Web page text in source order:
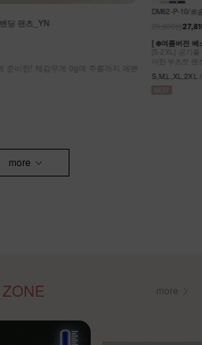
츠컷팬츠_YN
림 부츠컷 버전 ❄️ ]
고 뛰어난 신축성 원단에 슬림함을
DM52-P-32/팅
[S~2XL] 숏기
여성스러움도
S,M,L,XL,2XL
more
more